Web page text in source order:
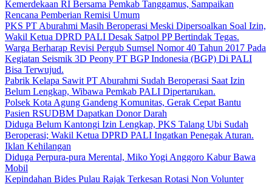
Kemerdekaan RI Bersama Pemkab Tanggamus, Sampaikan
Rencana Pemberian Remisi Umum
PKS PT Aburahmi Masih Beroperasi Meski Dipersoalkan Soal Izin,
Wakil Ketua DPRD PALI Desak Satpol PP Bertindak Tegas.
Warga Berharap Revisi Pergub Sumsel Nomor 40 Tahun 2017 Pada
Kegiatan Seismik 3D Peony PT BGP Indonesia (BGP) Di PALI
Bisa Terwujud.
Pabrik Kelapa Sawit PT Aburahmi Sudah Beroperasi Saat Izin
Belum Lengkap, Wibawa Pemkab PALI Dipertarukan.
Polsek Kota Agung Gandeng Komunitas, Gerak Cepat Bantu
Pasien RSUDBM Dapatkan Donor Darah
Diduga Belum Kantongi Izin Lengkap, PKS Talang Ubi Sudah
Beroperasi; Wakil Ketua DPRD PALI Ingatkan Penegak Aturan.
Iklan Kehilangan
Diduga Perpura-pura Merental, Miko Yogi Anggoro Kabur Bawa
Mobil
Kepindahan Bides Pulau Rajak Terkesan Rotasi Non Volunter